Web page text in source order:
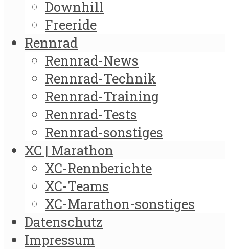
Downhill
Freeride
Rennrad
Rennrad-News
Rennrad-Technik
Rennrad-Training
Rennrad-Tests
Rennrad-sonstiges
XC | Marathon
XC-Rennberichte
XC-Teams
XC-Marathon-sonstiges
Datenschutz
Impressum